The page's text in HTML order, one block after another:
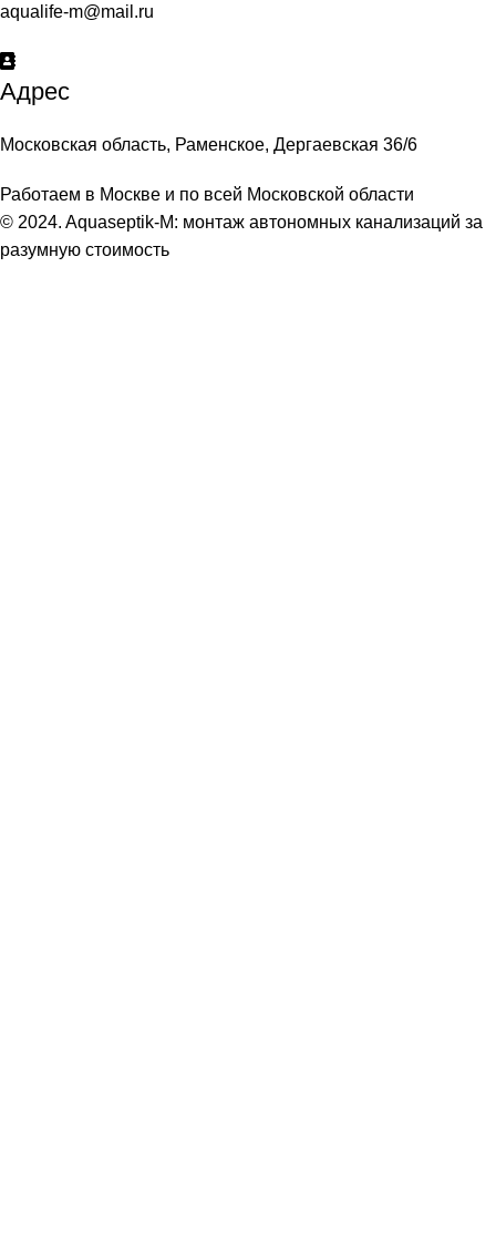
aqualife-m@mail.ru
Адрес
Московская область, Раменское, Дергаевская 36/6
Работаем в Москве и по всей Московской области
© 2024. Aquaseptik-M: монтаж автономных канализаций за
разумную стоимость